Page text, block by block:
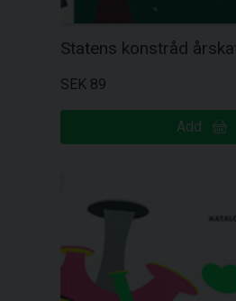
Statens konstråd
SEK 89
Add